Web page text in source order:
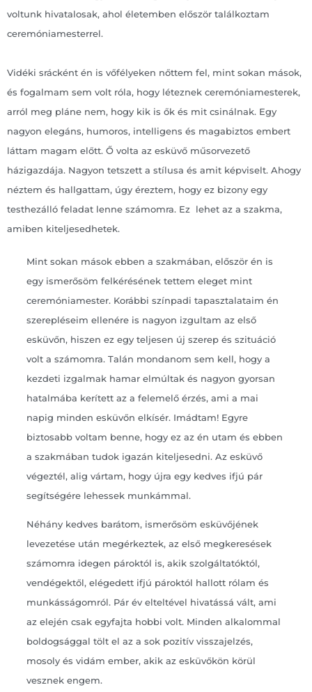
voltunk hivatalosak, ahol életemben először találkoztam
ceremóniamesterrel.
Vidéki srácként én is vőfélyeken nőttem fel, mint sokan mások,
és fogalmam sem volt róla, hogy léteznek ceremóniamesterek,
arról meg pláne nem, hogy kik is ők és mit csinálnak. Egy
nagyon elegáns, humoros, intelligens és magabiztos embert
láttam magam előtt. Ő volta az esküvő műsorvezető
házigazdája. Nagyon tetszett a stílusa és amit képviselt. Ahogy
néztem és hallgattam, úgy éreztem, hogy ez bizony egy
testhezálló feladat lenne számomra. Ez lehet az a szakma,
amiben kiteljesedhetek.
Mint sokan mások ebben a szakmában, először én is
egy ismerősöm felkérésének tettem eleget mint
ceremóniamester. Korábbi színpadi tapasztalataim én
szerepléseim ellenére is nagyon izgultam az első
esküvőn, hiszen ez egy teljesen új szerep és szituáció
volt a számomra. Talán mondanom sem kell, hogy a
kezdeti izgalmak hamar elmúltak és nagyon gyorsan
hatalmába kerített az a felemelő érzés, ami a mai
napig minden esküvőn elkísér. Imádtam! Egyre
biztosabb voltam benne, hogy ez az én utam és ebben
a szakmában tudok igazán kiteljesedni. Az esküvő
végeztél, alig vártam, hogy újra egy kedves ifjú pár
segítségére lehessek munkámmal.
Néhány kedves barátom, ismerősöm esküvőjének
levezetése után megérkeztek, az első megkeresések
számomra idegen pároktól is, akik szolgáltatóktól,
vendégektől, elégedett ifjú pároktól hallott rólam és
munkásságomról. Pár év elteltével hivatássá vált, ami
az elején csak egyfajta hobbi volt. Minden alkalommal
boldogsággal tölt el az a sok pozitív visszajelzés,
mosoly és vidám ember, akik az esküvőkön körül
vesznek engem.